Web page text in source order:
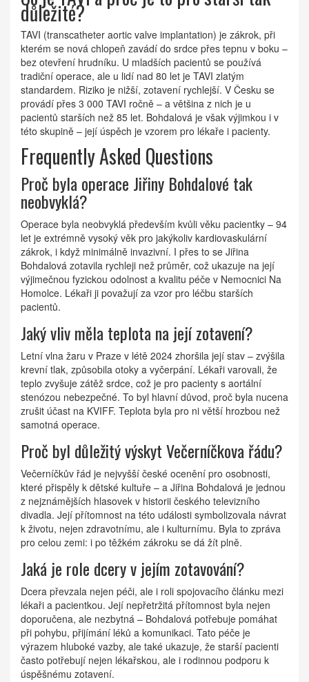
důležité?
TAVI (transcatheter aortic valve implantation) je zákrok, při
kterém se nová chlopeň zavádí do srdce přes tepnu v boku –
bez otevření hrudníku. U mladších pacientů se používá
tradiční operace, ale u lidí nad 80 let je TAVI zlatým
standardem. Riziko je nižší, zotavení rychlejší. V Česku se
provádí přes 3 000 TAVI ročně – a většina z nich je u
pacientů starších než 85 let. Bohdalová je však výjimkou i v
této skupině – její úspěch je vzorem pro lékaře i pacienty.
Frequently Asked Questions
Proč byla operace Jiřiny Bohdalové tak
neobvyklá?
Operace byla neobvyklá především kvůli věku pacientky – 94
let je extrémně vysoký věk pro jakýkoliv kardiovaskulární
zákrok, i když minimálně invazivní. I přes to se Jiřina
Bohdalová zotavila rychleji než průměr, což ukazuje na její
výjimečnou fyzickou odolnost a kvalitu péče v Nemocnici Na
Homolce. Lékaři ji považují za vzor pro léčbu starších
pacientů.
Jaký vliv měla teplota na její zotavení?
Letní vlna žaru v Praze v létě 2024 zhoršila její stav – zvýšila
krevní tlak, způsobila otoky a vyčerpání. Lékaři varovali, že
teplo zvyšuje zátěž srdce, což je pro pacienty s aortální
stenózou nebezpečné. To byl hlavní důvod, proč byla nucena
zrušit účast na KVIFF. Teplota byla pro ni větší hrozbou než
samotná operace.
Proč byl důležitý výskyt Večerníčkova řádu?
Večerníčkův řád je nejvyšší české ocenění pro osobnosti,
které přispěly k dětské kultuře – a Jiřina Bohdalová je jednou
z nejznámějších hlasovek v historii českého televizního
divadla. Její přítomnost na této události symbolizovala návrat
k životu, nejen zdravotnímu, ale i kulturnímu. Byla to zpráva
pro celou zemi: i po těžkém zákroku se dá žít plně.
Jaká je role dcery v jejím zotavování?
Dcera převzala nejen péči, ale i roli spojovacího článku mezi
lékaři a pacientkou. Její nepřetržitá přítomnost byla nejen
doporučena, ale nezbytná – Bohdalová potřebuje pomáhat
při pohybu, přijímání léků a komunikaci. Tato péče je
výrazem hluboké vazby, ale také ukazuje, že starší pacienti
často potřebují nejen lékařskou, ale i rodinnou podporu k
úspěšnému zotavení.